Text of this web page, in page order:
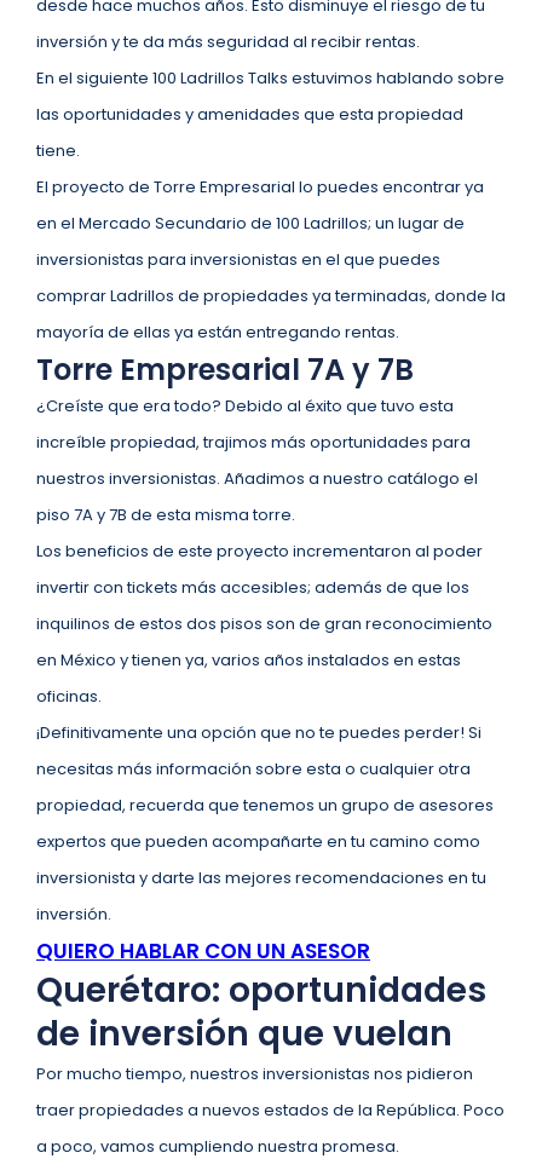
desde hace muchos años. Esto disminuye el riesgo de tu
inversión y te da más seguridad al recibir rentas.
En el siguiente 100 Ladrillos Talks estuvimos hablando sobre
las oportunidades y amenidades que esta propiedad
tiene.
El proyecto de Torre Empresarial lo puedes encontrar ya
en el Mercado Secundario de 100 Ladrillos; un lugar de
inversionistas para inversionistas en el que puedes
comprar Ladrillos de propiedades ya terminadas, donde la
mayoría de ellas ya están entregando rentas.
Torre Empresarial 7A y 7B
¿Creíste que era todo? Debido al éxito que tuvo esta
increíble propiedad, trajimos más oportunidades para
nuestros inversionistas. Añadimos a nuestro catálogo el
piso 7A y 7B de esta misma torre.
Los beneficios de este proyecto incrementaron al poder
invertir con tickets más accesibles; además de que los
inquilinos de estos dos pisos son de gran reconocimiento
en México y tienen ya, varios años instalados en estas
oficinas.
¡Definitivamente una opción que no te puedes perder! Si
necesitas más información sobre esta o cualquier otra
propiedad, recuerda que tenemos un grupo de asesores
expertos que pueden acompañarte en tu camino como
inversionista y darte las mejores recomendaciones en tu
inversión.
QUIERO HABLAR CON UN ASESOR
Querétaro: oportunidades
de inversión que vuelan
Por mucho tiempo, nuestros inversionistas nos pidieron
traer propiedades a nuevos estados de la República. Poco
a poco, vamos cumpliendo nuestra promesa.